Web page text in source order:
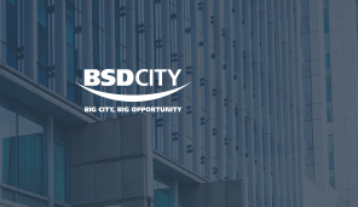
Lewati
ke
konten